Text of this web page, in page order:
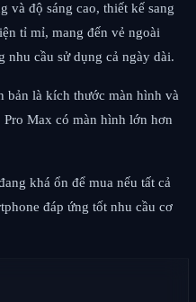
và độ sáng cao, thiết kế sang
tỉ mỉ, mang đến vẻ ngoài
nhu cầu sử dụng cả ngày dài.
bản là kích thước màn hình và
Max có màn hình lớn hơn
khá ổn để mua nếu tất cả
đáp ứng tốt nhu cầu cơ